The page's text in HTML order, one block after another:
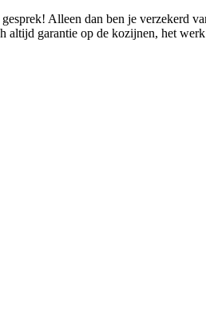
Alleen dan ben je verzekerd
garantie op de kozijnen, het